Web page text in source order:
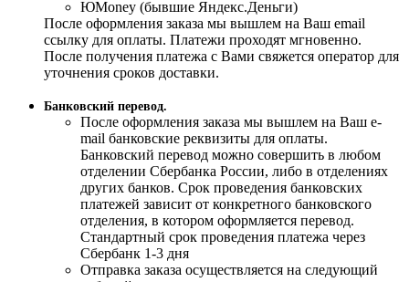
ЮMoney (бывшие Яндекс.Деньги)
После оформления заказа мы вышлем на Ваш email
ссылку для оплаты. Платежи проходят мгновенно.
После получения платежа с Вами свяжется оператор для
уточнения сроков доставки.
Банковский перевод.
После оформления заказа мы вышлем на Ваш e-
mail банковские реквизиты для оплаты.
Банковский перевод можно совершить в любом
отделении Сбербанка России, либо в отделениях
других банков. Срок проведения банковских
платежей зависит от конкретного банковского
отделения, в котором оформляется перевод.
Стандартный срок проведения платежа через
Сбербанк 1-3 дня
Отправка заказа осуществляется на следующий